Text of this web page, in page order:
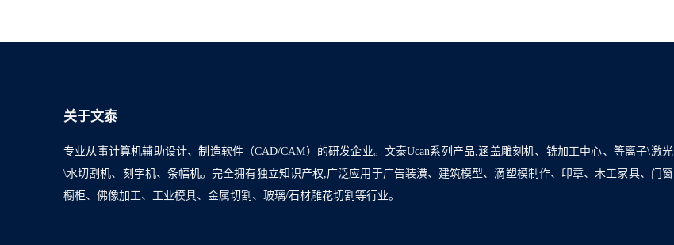
关于文泰
专业从事计算机辅助设计、制造软件（CAD/CAM）的研发企业。文泰Ucan系列产品,涵盖雕刻机、铣加工中心、等离子\激光
\水切割机、刻字机、条幅机。完全拥有独立知识产权,广泛应用于广告装潢、建筑模型、滴塑模制作、印章、木工家具、门窗
橱柜、佛像加工、工业模具、金属切割、玻璃/石材雕花切割等行业。